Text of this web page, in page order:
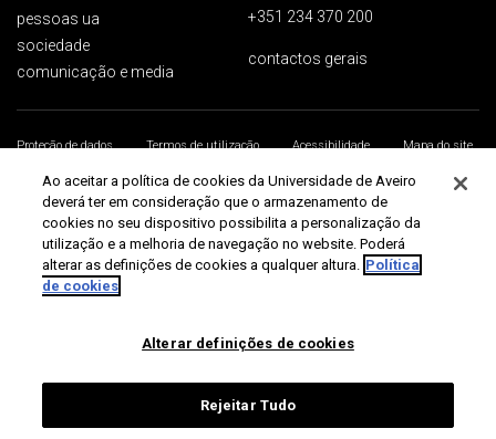
pessoas ua
sociedade
comunicação e media
+351 234 370 200
contactos gerais
Proteção de dados Termos de utilização Acessibilidade
Mapa do site
Universidade de Aveiro 2026
Ao aceitar a política de cookies da Universidade de Aveiro
deverá ter em consideração que o armazenamento de
cookies no seu dispositivo possibilita a personalização da
utilização e a melhoria de navegação no website. Poderá
alterar as definições de cookies a qualquer altura. Política
de cookies
Alterar definições de cookies
Rejeitar Tudo